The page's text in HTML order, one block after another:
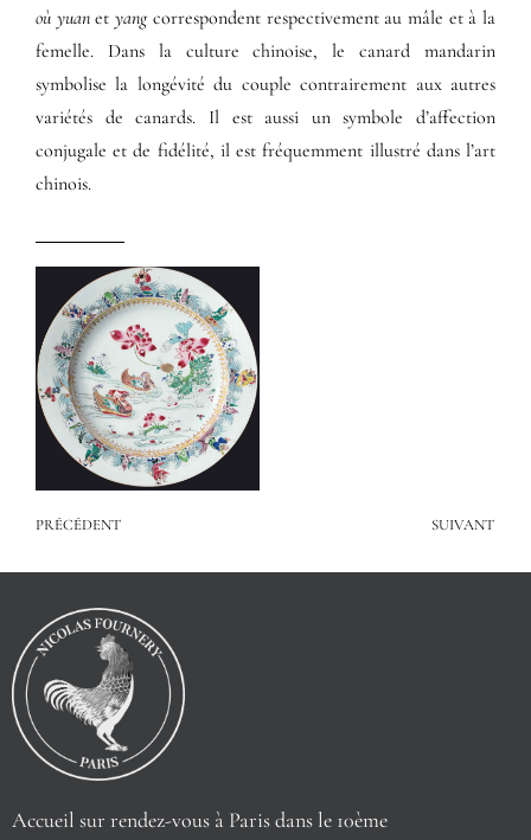
où yuanetyang correspondent respectivement au mâle et à la
femelle. Dans la culture chinoise, le canard mandarin
symbolise la longévité du couple contrairement aux autres
variétés de canards. Il est aussi un symbole d’affection
conjugale et de fidélité, il est fréquemment illustré dans l’art
chinois.
PRÉCÉDENT SUIVANT
Accueil sur rendez-vous à Paris dans le 10ème